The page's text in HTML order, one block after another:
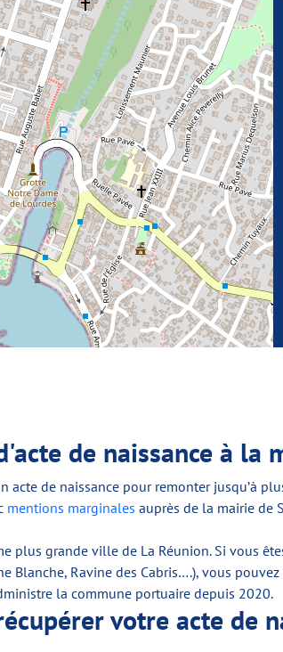
de naissance à la
acte de naissance pour remonter jusqu’à
mentions marginales auprès de la mairie de
plus grande ville de La Réunion. Si vous
Blanche, Ravine des Cabris….), vous
la commune portuaire depuis 2020.
votre acte de